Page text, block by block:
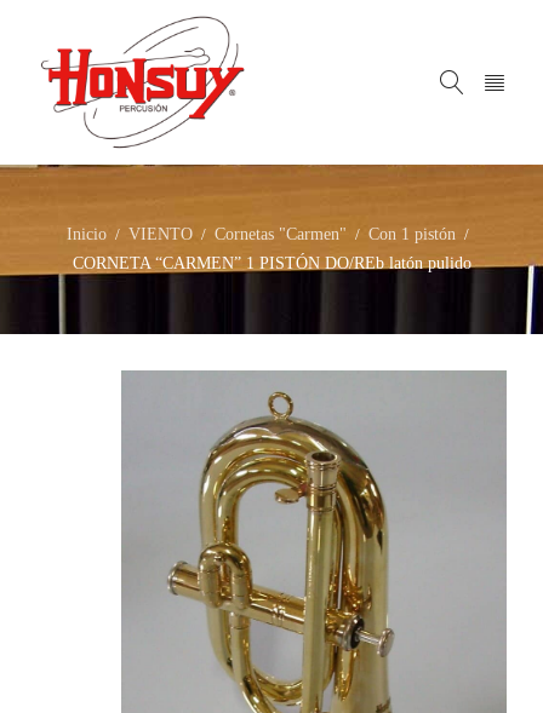
Inicio / VIENTO / Cornetas "Carmen" / Con 1 pistón /
CORNETA “CARMEN” 1 PISTÓN DO/REb latón pulido